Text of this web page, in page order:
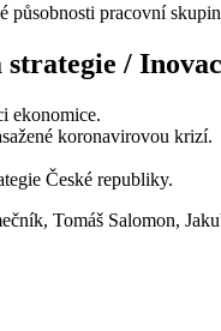
pracovní
/
ekonomice.
koronavirovou krizí.
České republiky.
Tomáš Salomon,